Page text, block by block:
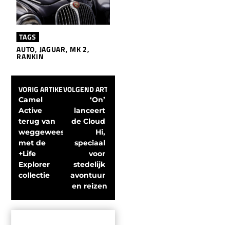
TAGS
AUTO, JAGUAR, MK 2,
RANKIN
VORIG ARTIKEL
Camel
Active
terug van
weggeweest
met de
+Life
Explorer
collectie
VOLGEND ARTIKEL
‘On’
lanceert
de Cloud
Hi,
speciaal
voor
stedelijk
avontuur
en reizen